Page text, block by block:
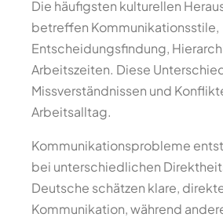
Die häufigsten kulturellen
betreffen Kommunikationsstile,
Entscheidungsfindung,
Arbeitszeiten. Diese
Missverständnissen und
Arbeitsalltag.
Kommunikationsprobleme
bei unterschiedlichen
Deutsche schätzen klare,
Kommunikation, während